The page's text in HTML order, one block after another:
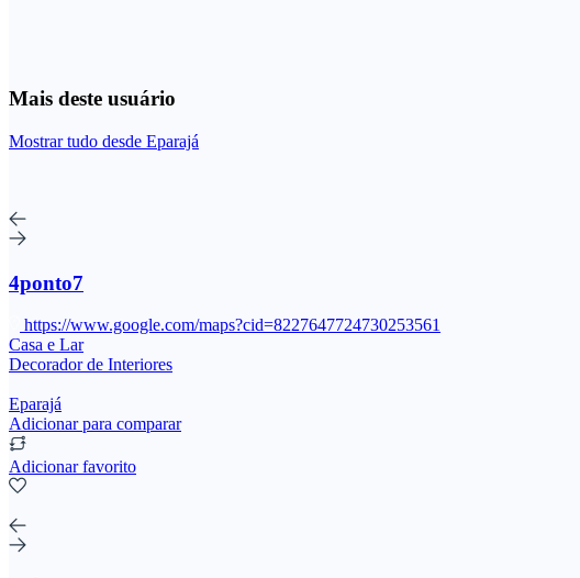
Mais deste usuário
Mostrar tudo desde Eparajá
4ponto7
https://www.google.com/maps?cid=8227647724730253561
Casa e Lar
Decorador de Interiores
Eparajá
Adicionar para comparar
Adicionar favorito